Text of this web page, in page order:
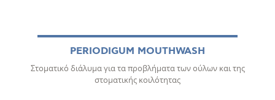
PERIODIGUM MOUTHWASH
Στοματικό διάλυμα για τα προβλήματα των ούλων και της
στοματικής κοιλότητας